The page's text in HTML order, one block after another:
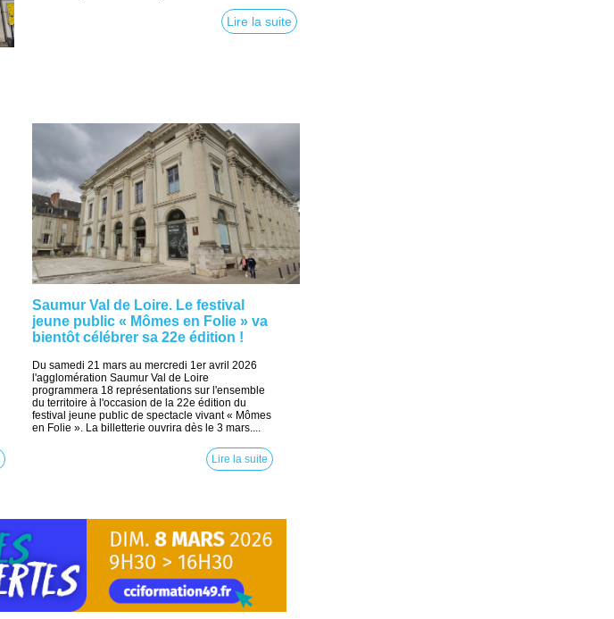
Lire la suite
Saumur Val de Loire. Le festival
jeune public « Mômes en Folie » va
bientôt célébrer sa 22e édition !
Du samedi 21 mars au mercredi 1er avril 2026
l'agglomération Saumur Val de Loire
programmera 18 représentations sur l'ensemble
du territoire à l'occasion de la 22e édition du
festival jeune public de spectacle vivant « Mômes
en Folie ». La billetterie ouvrira dès le 3 mars....
Lire la suite